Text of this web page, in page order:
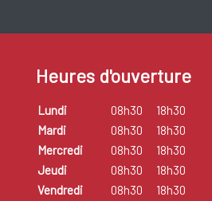
Heures d'ouverture
Lundi 08h30
18h30
Mardi
08h30
18h30
Mercredi
08h30
18h30
Jeudi
08h30
18h30
Vendredi
08h30
18h30